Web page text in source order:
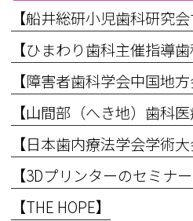
【ひまわり歯科主催指導歯
【障害者歯科学会中国地方
【山間部（へき地）歯科医
【日本歯内療法学会学術大
【3Dプリンターのセミナ
【THE HOPE】